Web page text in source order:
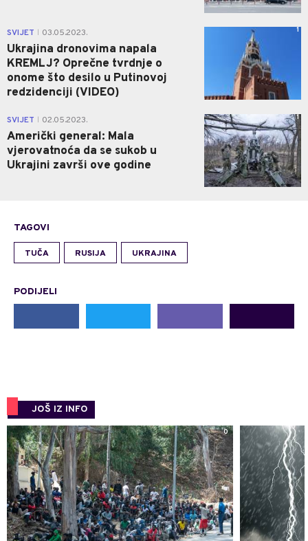
SVIJET 03.05.2023.
Ukrajina dronovima napala
KREMLJ? Oprečne tvrdnje o
onome što desilo u Putinovoj
redzidenciji (VIDEO)
1
SVIJET 02.05.2023.
Američki general: Mala
vjerovatnoća da se sukob u
Ukrajini završi ove godine
1
TAGOVI
TUČA RUSIJA UKRAJINA
PODIJELI
JOŠ IZ INFO
0